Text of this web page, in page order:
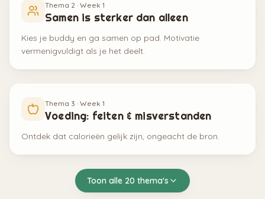
Thema 2 · Week 1
Samen is sterker dan alleen
Kies je buddy en ga samen op pad. Motivatie
vermenigvuldigt als je het deelt.
Thema 3 · Week 1
Voeding: feiten & misverstanden
Ontdek dat calorieën gelijk zijn, ongeacht de bron.
Toon alle 20 thema's